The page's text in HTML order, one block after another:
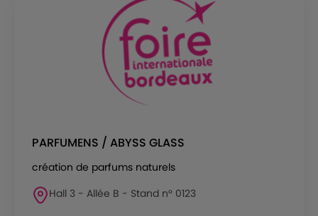
PARFUMENS / ABYSS GLASS
création de parfums naturels
Hall 3 - Allée B - Stand n° 0123